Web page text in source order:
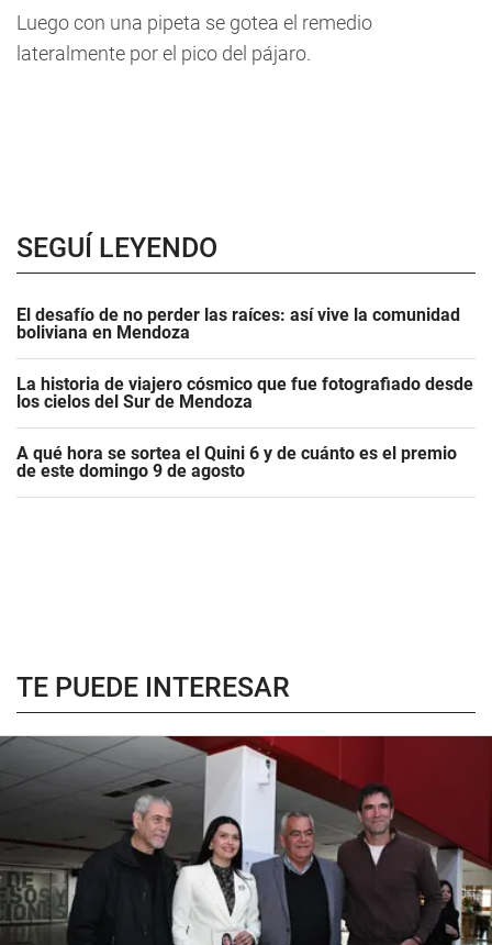
Luego con una pipeta se gotea el remedio
lateralmente por el pico del pájaro.
SEGUÍ LEYENDO
El desafío de no perder las raíces: así vive la comunidad
boliviana en Mendoza
La historia de viajero cósmico que fue fotografiado desde
los cielos del Sur de Mendoza
A qué hora se sortea el Quini 6 y de cuánto es el premio
de este domingo 9 de agosto
TE PUEDE INTERESAR